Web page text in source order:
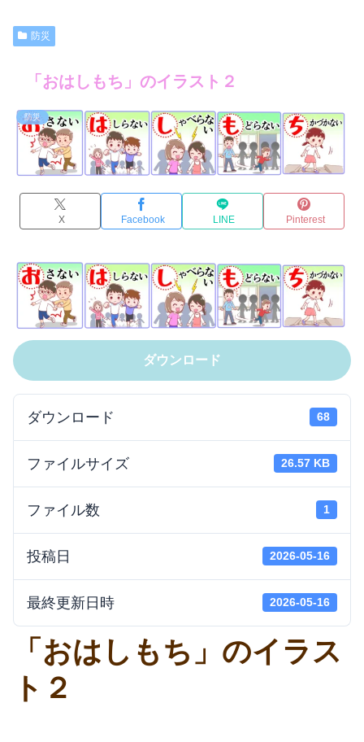
防災
「おはしもち」のイラスト２
防災
X Facebook LINE Pinterest
ダウンロード
ダウンロード 68
ファイルサイズ 26.57 KB
ファイル数 1
投稿日 2026-05-16
最終更新日時 2026-05-16
「おはしもち」のイラス
ト２